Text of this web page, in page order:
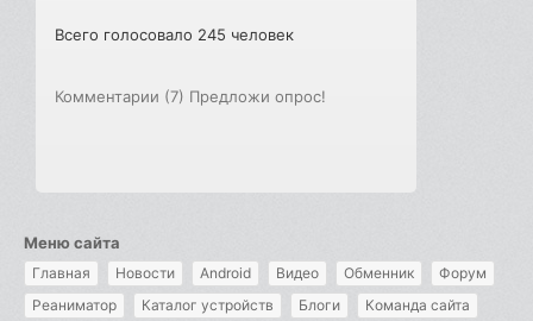
Всего голосовало 245 человек
Комментарии (7) Предложи опрос!
Меню сайта
Главная Новости Android Видео Обменник
Форум
Реаниматор
Каталог устройств Блоги Команда сайта